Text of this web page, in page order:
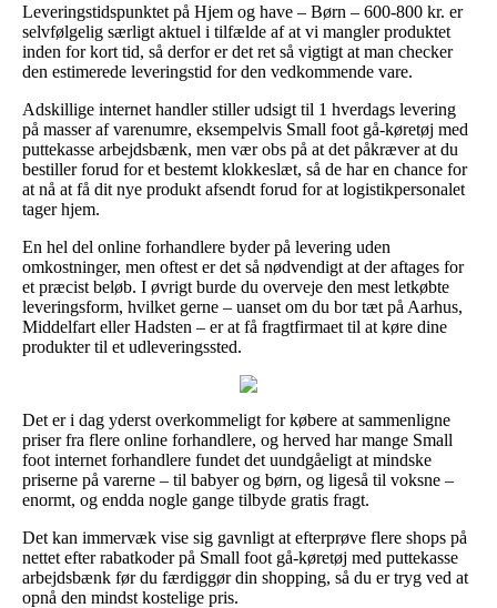
Leveringstidspunktet på Hjem og have – Børn – 600-800 kr. er
selvfølgelig særligt aktuel i tilfælde af at vi mangler produktet
inden for kort tid, så derfor er det ret så vigtigt at man checker
den estimerede leveringstid for den vedkommende vare.
Adskillige internet handler stiller udsigt til 1 hverdags levering
på masser af varenumre, eksempelvis Small foot gå-køretøj med
puttekasse arbejdsbænk, men vær obs på at det påkræver at du
bestiller forud for et bestemt klokkeslæt, så de har en chance for
at nå at få dit nye produkt afsendt forud for at logistikpersonalet
tager hjem.
En hel del online forhandlere byder på levering uden
omkostninger, men oftest er det så nødvendigt at der aftages for
et præcist beløb. I øvrigt burde du overveje den mest letkøbte
leveringsform, hvilket gerne – uanset om du bor tæt på Aarhus,
Middelfart eller Hadsten – er at få fragtfirmaet til at køre dine
produkter til et udleveringssted.
Det er i dag yderst overkommeligt for købere at sammenligne
priser fra flere online forhandlere, og herved har mange Small
foot internet forhandlere fundet det uundgåeligt at mindske
priserne på varerne – til babyer og børn, og ligeså til voksne –
enormt, og endda nogle gange tilbyde gratis fragt.
Det kan immervæk vise sig gavnligt at efterprøve flere shops på
nettet efter rabatkoder på Small foot gå-køretøj med puttekasse
arbejdsbænk før du færdiggør din shopping, så du er tryg ved at
opnå den mindst kostelige pris.